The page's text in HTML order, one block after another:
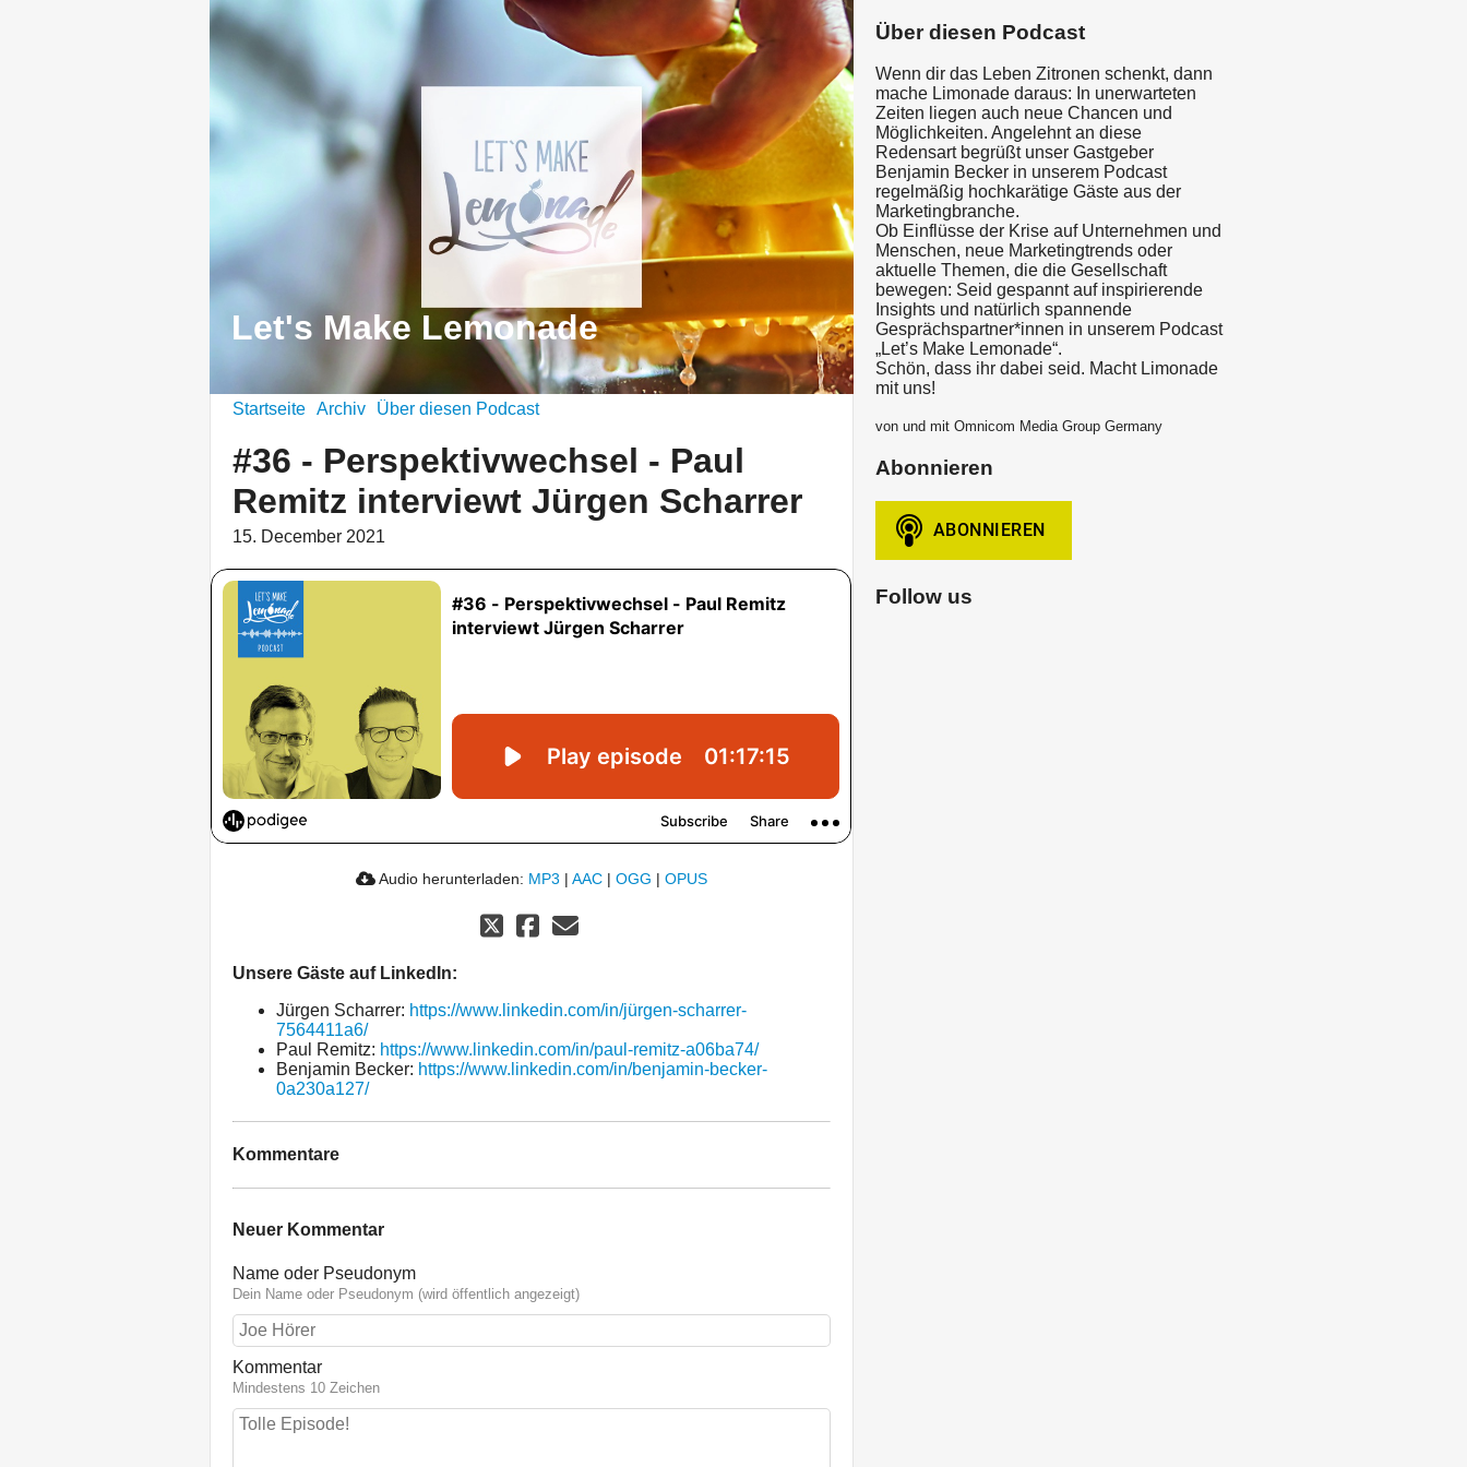
Let's Make Lemonade
Startseite Archiv Über diesen Podcast
#36 - Perspektivwechsel - Paul
Remitz interviewt Jürgen Scharrer
15. December 2021
Audio herunterladen: MP3 | AAC | OGG | OPUS
Unsere Gäste auf LinkedIn:
Jürgen Scharrer: https://www.linkedin.com/in/jürgen-scharrer-
7564411a6/
Paul Remitz: https://www.linkedin.com/in/paul-remitz-a06ba74/
Benjamin Becker: https://www.linkedin.com/in/benjamin-becker-
0a230a127/
Kommentare
Neuer Kommentar
Name oder Pseudonym
Dein Name oder Pseudonym (wird öffentlich angezeigt)
Kommentar
Mindestens 10 Zeichen
Über diesen Podcast
Wenn dir das Leben Zitronen schenkt, dann
mache Limonade daraus: In unerwarteten
Zeiten liegen auch neue Chancen und
Möglichkeiten. Angelehnt an diese
Redensart begrüßt unser Gastgeber
Benjamin Becker in unserem Podcast
regelmäßig hochkarätige Gäste aus der
Marketingbranche.
Ob Einflüsse der Krise auf Unternehmen und
Menschen, neue Marketingtrends oder
aktuelle Themen, die die Gesellschaft
bewegen: Seid gespannt auf inspirierende
Insights und natürlich spannende
Gesprächspartner*innen in unserem Podcast
„Let’s Make Lemonade“.
Schön, dass ihr dabei seid. Macht Limonade
mit uns!
von und mit Omnicom Media Group Germany
Abonnieren
Follow us